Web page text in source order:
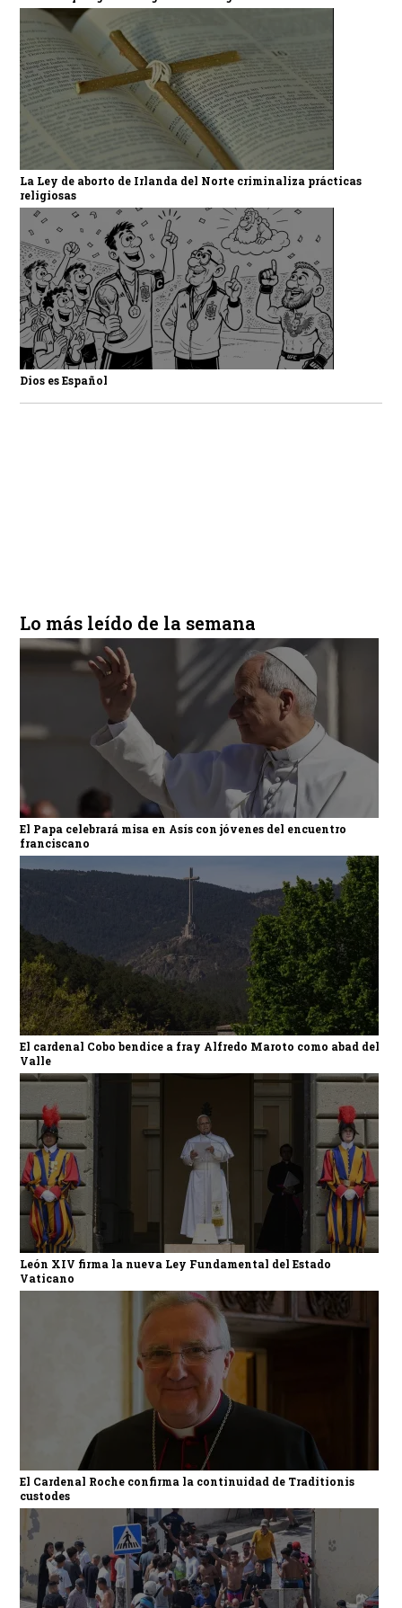
La Ley de aborto de Irlanda del Norte criminaliza prácticas
religiosas
Dios es Español
Lo más leído de la semana
El Papa celebrará misa en Asís con jóvenes del encuentro
franciscano
El cardenal Cobo bendice a fray Alfredo Maroto como abad del
Valle
León XIV firma la nueva Ley Fundamental del Estado
Vaticano
El Cardenal Roche confirma la continuidad de Traditionis
custodes